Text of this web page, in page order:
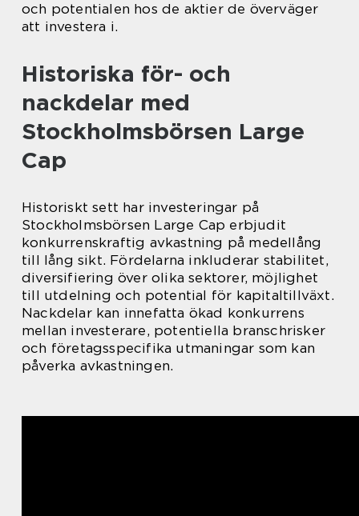
och potentialen hos de aktier de överväger
att investera i.
Historiska för- och
nackdelar med
Stockholmsbörsen Large
Cap
Historiskt sett har investeringar på
Stockholmsbörsen Large Cap erbjudit
konkurrenskraftig avkastning på medellång
till lång sikt. Fördelarna inkluderar stabilitet,
diversifiering över olika sektorer, möjlighet
till utdelning och potential för kapitaltillväxt.
Nackdelar kan innefatta ökad konkurrens
mellan investerare, potentiella branschrisker
och företagsspecifika utmaningar som kan
påverka avkastningen.